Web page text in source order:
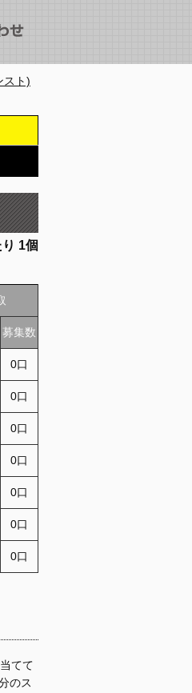
スト)
1個
募集数
0口
0口
0口
0口
0口
0口
0口
てて
のス